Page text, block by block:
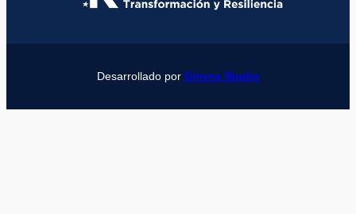
Desarrollado por Girona Studio